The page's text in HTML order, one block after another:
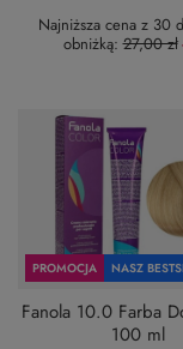
Najniższa cena z 30
obniżką:27,00 zł
PROMOCJA NASZ
Fanola 10.0 Farba
100 ml